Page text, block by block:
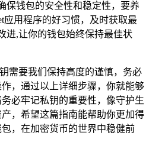
保钱包的安全性和稳定性，要养
应用程序的好习惯，及时获取最
进,让你的钱包始终保持最佳状
需要我们保持高度的谨慎，务必
，通过以上详细步骤，你就能够
必牢记私钥的重要性，像守护生
，希望这篇指南能帮助你更加得
，在加密货币的世界中稳健前